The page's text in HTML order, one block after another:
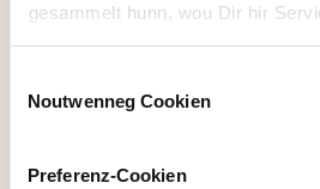
gesammelt hunn, wou Dir hir
Noutwenneg Cookien
Preferenz-Cookien